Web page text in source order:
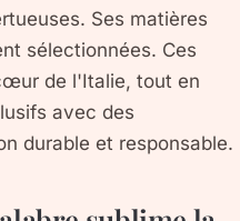
Ses matières
sélectionnées. Ces
de l'Italie, tout en
avec des
durable et responsable.